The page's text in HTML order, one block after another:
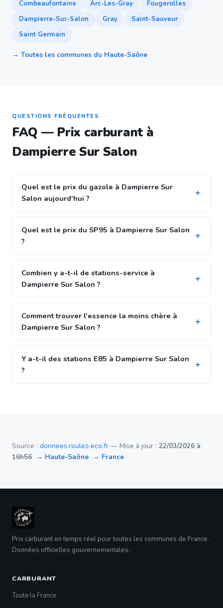
Combeaufontaine
Arc-Les-Gray
Fougerolles
Dampierre-Sur-Salon
Gray
Saint-Sauveur
Saint Germain
→ Toutes les communes du Haute-Saône
QUESTIONS FRÉQUENTES
FAQ — Prix carburant à
Dampierre Sur Salon
Quel est le prix du gazole à Dampierre Sur
Salon aujourd'hui ?
Quel est le prix du SP95 à Dampierre Sur Salon
?
Combien y a-t-il de stations-service à
Dampierre Sur Salon ?
Comment trouver l'essence la moins chère à
Dampierre Sur Salon ?
Y a-t-il des stations E85 à Dampierre Sur Salon
?
Source : donnees.roulez-eco.fr — Mise à jour : 22/03/2026 à
16h56 → Haute-Saône → France
Prix carburant en temps réel pour toutes les communes de France.
Données officielles gouvernementales.
CARBURANT
Toute la France